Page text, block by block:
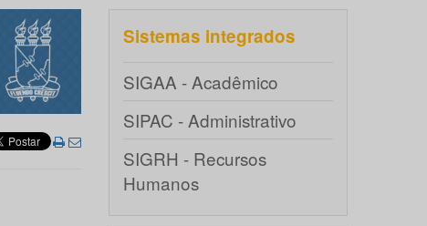
Sistemas integrados
SIGAA - Acadêmico
SIPAC - Administrativo
SIGRH - Recursos
Humanos